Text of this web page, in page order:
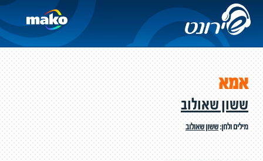
אמא
ששון שאולוב
מילים ולחן:ששון שאולוב